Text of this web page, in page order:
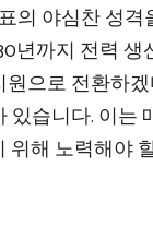
의 야심찬 성
년까지 전력
으로 전환하
있습니다. 이는
위해 노력해야